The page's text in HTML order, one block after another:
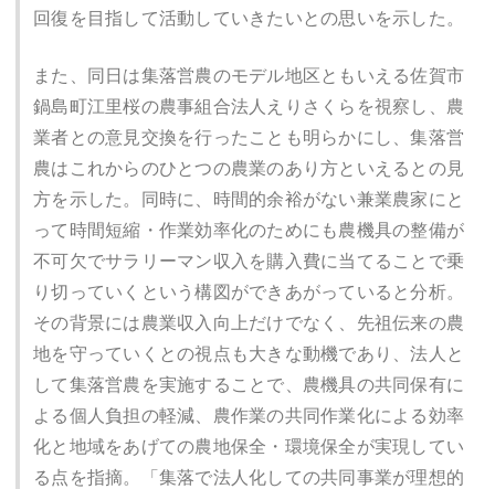
回復を目指して活動していきたいとの思いを示した。
また、同日は集落営農のモデル地区ともいえる佐賀市
鍋島町江里桜の農事組合法人えりさくらを視察し、農
業者との意見交換を行ったことも明らかにし、集落営
農はこれからのひとつの農業のあり方といえるとの見
方を示した。同時に、時間的余裕がない兼業農家にと
って時間短縮・作業効率化のためにも農機具の整備が
不可欠でサラリーマン収入を購入費に当てることで乗
り切っていくという構図ができあがっていると分析。
その背景には農業収入向上だけでなく、先祖伝来の農
地を守っていくとの視点も大きな動機であり、法人と
して集落営農を実施することで、農機具の共同保有に
よる個人負担の軽減、農作業の共同作業化による効率
化と地域をあげての農地保全・環境保全が実現してい
る点を指摘。「集落で法人化しての共同事業が理想的